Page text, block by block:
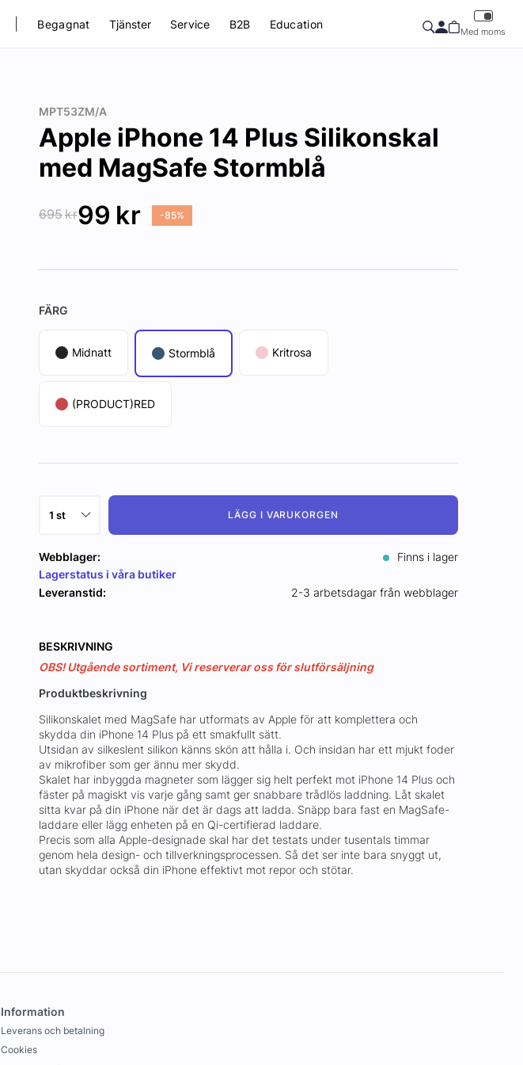
Begagnat Tjänster Service B2B Education
Med moms
MPT53ZM/A
Apple iPhone 14 Plus Silikonskal
med MagSafe Stormblå
695kr99 kr -85%
FÄRG
Midnatt Stormblå Kritrosa
(PRODUCT)RED
LÄGG I VARUKORGEN
Webblager:
Finns i lager
Lagerstatus i våra butiker
Leveranstid:
2-3 arbetsdagar från webblager
BESKRIVNING
OBS! Utgående sortiment, Vi reserverar oss för slutförsäljning
Produktbeskrivning
Silikonskalet med MagSafe har utformats av Apple för att komplettera och
skydda din iPhone 14 Plus på ett smakfullt sätt.
Utsidan av silkeslent silikon känns skön att hålla i. Och insidan har ett mjukt foder
av mikrofiber som ger ännu mer skydd.
Skalet har inbyggda magneter som lägger sig helt perfekt mot iPhone 14 Plus och
fäster på magiskt vis varje gång samt ger snabbare trådlös laddning. Låt skalet
sitta kvar på din iPhone när det är dags att ladda. Snäpp bara fast en MagSafe-
laddare eller lägg enheten på en Qi-certifierad laddare.
Precis som alla Apple-designade skal har det testats under tusentals timmar
genom hela design- och tillverkningsprocessen. Så det ser inte bara snyggt ut,
utan skyddar också din iPhone effektivt mot repor och stötar.
Information
Leverans och betalning
Cookies